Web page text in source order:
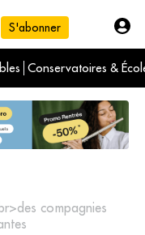
S'abonner
Conservatoires &
compagnies